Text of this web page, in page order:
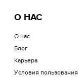
О НАС
О нас
Блог
Карьера
Условия пользования